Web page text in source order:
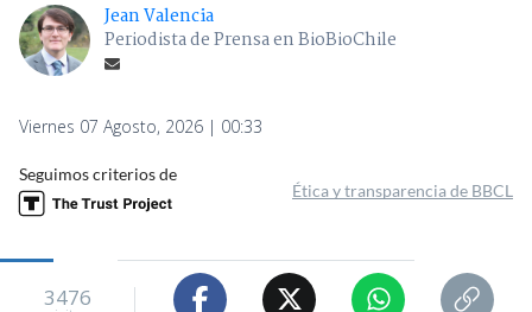
Jean Valencia
Periodista de Prensa en BioBioChile
Viernes 07 Agosto, 2026 | 00:33
Seguimos criterios de
Ética y transparencia de BBCL
3476